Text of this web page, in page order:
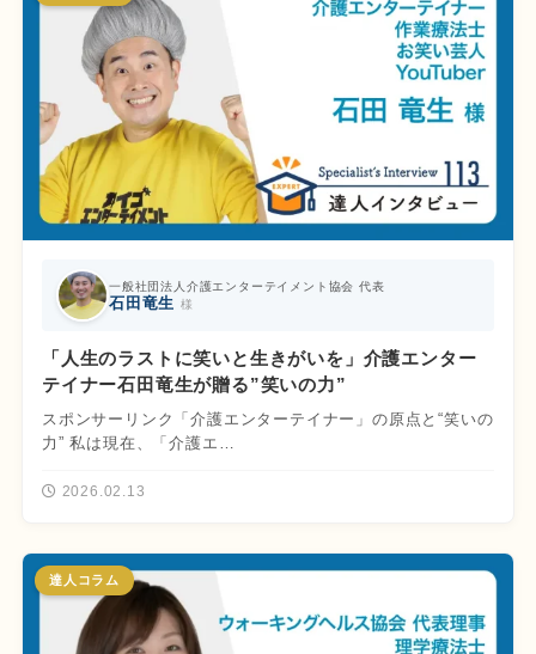
一般社団法人介護エンターテイメント協会 代表
石田竜生 様
「人生のラストに笑いと生きがいを」介護エンター
テイナー石田竜生が贈る”笑いの力”
スポンサーリンク「介護エンターテイナー」の原点と“笑いの
力” 私は現在、「介護エ…
2026.02.13
達人コラム